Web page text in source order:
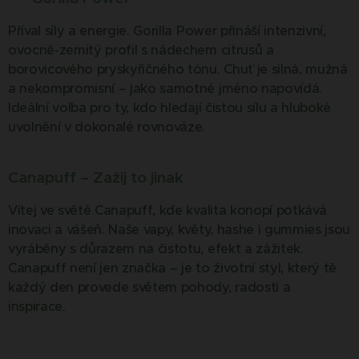
Příval síly a energie. Gorilla Power přináší intenzivní,
ovocně-zemitý profil s nádechem citrusů a
borovicového pryskyřičného tónu. Chuť je silná, mužná
a nekompromisní – jako samotné jméno napovídá.
Ideální volba pro ty, kdo hledají čistou sílu a hluboké
uvolnění v dokonalé rovnováze.
Vítej ve světě Canapuff, kde kvalita konopí potkává
inovaci a vášeň. Naše vapy, květy, hashe i gummies jsou
vyráběny s důrazem na čistotu, efekt a zážitek.
Canapuff není jen značka – je to životní styl, který tě
každý den provede světem pohody, radosti a
inspirace.